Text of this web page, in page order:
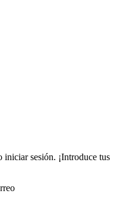
iniciar sesión. ¡Introduce tus